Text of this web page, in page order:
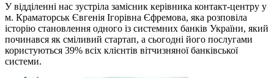
У відділенні нас зустріла замісник керівника контакт-центру у
м. Краматорськ Євгенія Ігорівна Єфремова, яка розповіла
історію становлення одного із системних банків України, який
починався як сміливий стартап, а сьогодні його послугами
користуються 39% всіх клієнтів вітчизняної банківської
системи.